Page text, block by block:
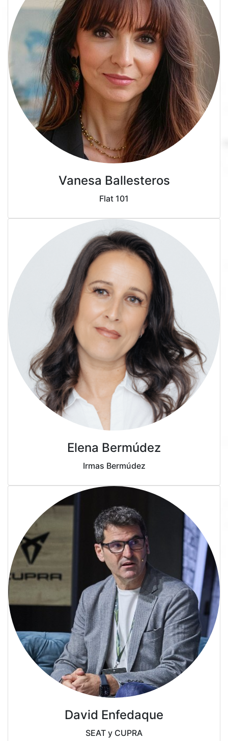
Vanesa Ballesteros
Flat 101
Elena Bermúdez
Irmas Bermúdez
David Enfedaque
SEAT y CUPRA